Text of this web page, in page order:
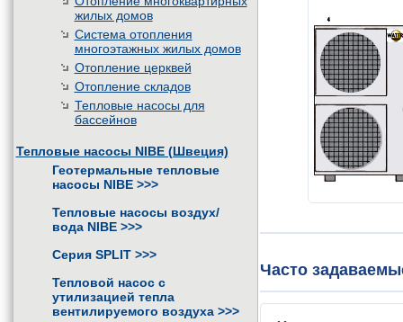
жилых домов
Система отопления
многоэтажных жилых домов
Отопление церквей
Отопление складов
Тепловые насосы для
бассейнов
Тепловые насосы NIBE (Швеция)
Геотермальные тепловые
насосы NIBE >>>
Тепловые насосы воздух/
вода NIBE >>>
Серия SPLIT >>>
Тепловой насос с
утилизацией тепла
вентилируемого воздуха >>>
Часто